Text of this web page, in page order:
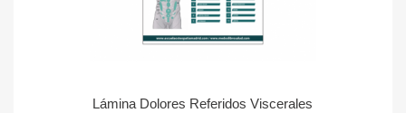
Lámina Dolores Referidos Viscerales